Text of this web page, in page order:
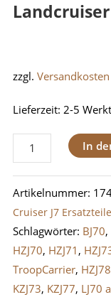
Landcruiser
zzgl. Versandkosten
Lieferzeit: 2-5
Schloss
Beifahrer
Fach
Glove
Box
Landcruiser
J7
Menge
In
Artikelnummer:
Cruiser J7 Ersatzteile
Schlagwörter: BJ70,
HZJ70, HZJ71 ,
TroopCarrier,
KZJ73, KZJ77, LJ70